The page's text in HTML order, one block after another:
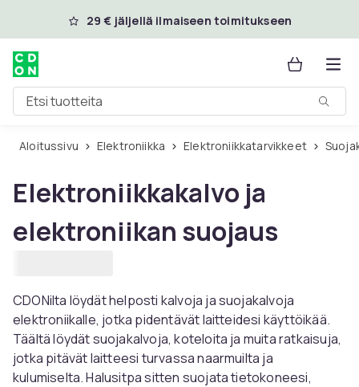
Ohita ja siirry pääsisältöön
29 € jäljellä ilmaiseen toimitukseen
Etsi tuotteita
Aloitussivu Elektroniikka Elektroniikkatarvikkeet
Elektroniikkakalvo ja
elektroniikan suojaus
CDONilta löydät helposti kalvoja ja suojakalvoja
elektroniikalle, jotka pidentävät laitteidesi käyttöikää.
Täältä löydät suojakalvoja, koteloita ja muita ratkaisuja,
jotka pitävät laitteesi turvassa naarmuilta ja
kulumiselta. Halusitpa sitten suojata tietokoneesi,